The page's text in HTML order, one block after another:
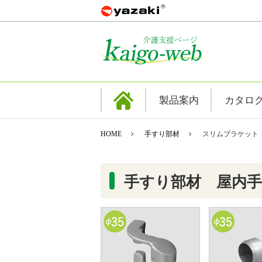
製品案内 カタロ
HOME 手すり部材 スリムブラケット
手すり部材 屋内